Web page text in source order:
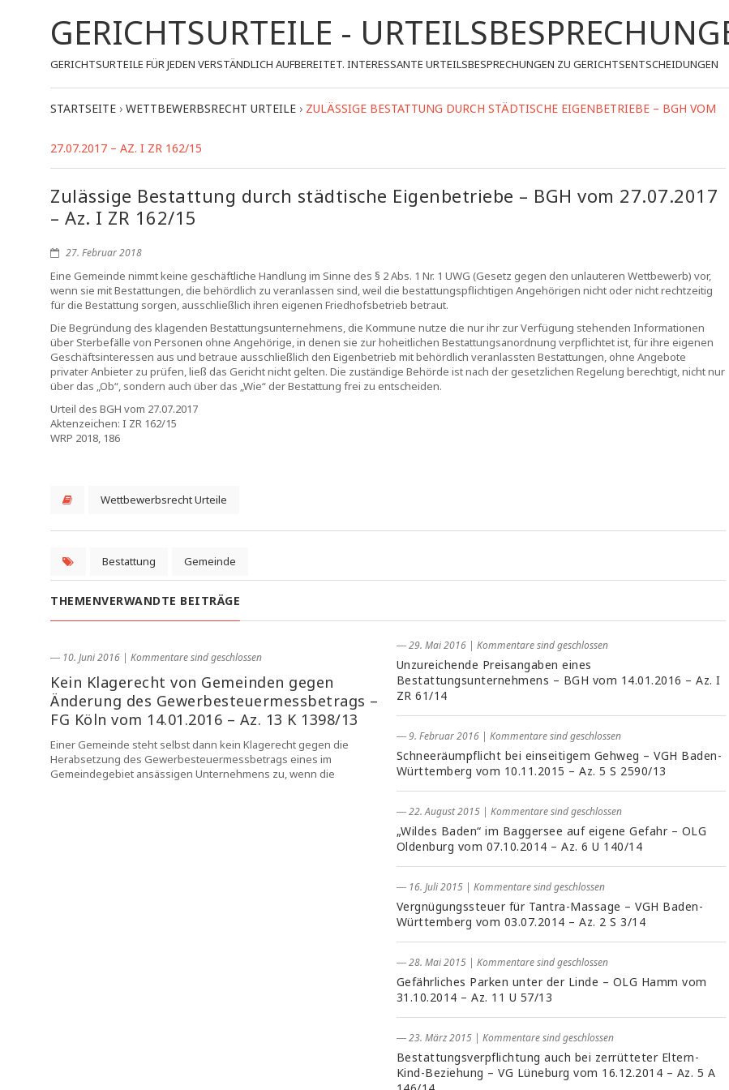
GERICHTSURTEILE -
GERICHTSURTEILE FÜR JEDEN VERSTÄNDLICH AUFBEREITET. INTERESSANTE URTEILSBESPRECHUNGEN ZU GERICHTSENTSCHEIDUNGEN
STARTSEITE › WETTBEWERBSRECHT URTEILE › ZULÄSSIGE BESTATTUNG DURCH STÄDTISCHE EIGENBETRIEBE – BGH VOM
27.07.2017 – AZ. I ZR 162/15
Zulässige Bestattung durch städtische Eigenbetriebe – BGH vom 27.07.2017
– Az. I ZR 162/15
27. Februar 2018
Eine Gemeinde nimmt keine geschäftliche Handlung im Sinne des § 2 Abs. 1 Nr. 1 UWG (Gesetz gegen den unlauteren Wettbewerb) vor,
wenn sie mit Bestattungen, die behördlich zu veranlassen sind, weil die bestattungspflichtigen Angehörigen nicht oder nicht rechtzeitig
für die Bestattung sorgen, ausschließlich ihren eigenen Friedhofsbetrieb betraut.
Die Begründung des klagenden Bestattungsunternehmens, die Kommune nutze die nur ihr zur Verfügung stehenden Informationen
über Sterbefälle von Personen ohne Angehörige, in denen sie zur hoheitlichen Bestattungsanordnung verpflichtet ist, für ihre eigenen
Geschäftsinteressen aus und betraue ausschließlich den Eigenbetrieb mit behördlich veranlassten Bestattungen, ohne Angebote
privater Anbieter zu prüfen, ließ das Gericht nicht gelten. Die zuständige Behörde ist nach der gesetzlichen Regelung berechtigt, nicht nur
über das „Ob“, sondern auch über das „Wie“ der Bestattung frei zu entscheiden.
Urteil des BGH vom 27.07.2017
Aktenzeichen: I ZR 162/15
WRP 2018, 186
Wettbewerbsrecht Urteile
Bestattung Gemeinde
THEMENVERWANDTE BEITRÄGE
― 10. Juni 2016 | Kommentare sind geschlossen
Kein Klagerecht von Gemeinden gegen
Änderung des Gewerbesteuermessbetrags –
FG Köln vom 14.01.2016 – Az. 13 K 1398/13
Einer Gemeinde steht selbst dann kein Klagerecht gegen die
Herabsetzung des Gewerbesteuermessbetrags eines im
Gemeindegebiet ansässigen Unternehmens zu, wenn die
― 29. Mai 2016 | Kommentare sind geschlossen
Unzureichende Preisangaben eines
Bestattungsunternehmens – BGH vom 14.01.2016 – Az. I
ZR 61/14
― 9. Februar 2016 | Kommentare sind geschlossen
Schneeräumpflicht bei einseitigem Gehweg – VGH Baden-
Württemberg vom 10.11.2015 – Az. 5 S 2590/13
― 22. August 2015 | Kommentare sind geschlossen
„Wildes Baden“ im Baggersee auf eigene Gefahr – OLG
Oldenburg vom 07.10.2014 – Az. 6 U 140/14
― 16. Juli 2015 | Kommentare sind geschlossen
Vergnügungssteuer für Tantra-Massage – VGH Baden-
Württemberg vom 03.07.2014 – Az. 2 S 3/14
― 28. Mai 2015 | Kommentare sind geschlossen
Gefährliches Parken unter der Linde – OLG Hamm vom
31.10.2014 – Az. 11 U 57/13
― 23. März 2015 | Kommentare sind geschlossen
Bestattungsverpflichtung auch bei zerrütteter Eltern-
Kind-Beziehung – VG Lüneburg vom 16.12.2014 – Az. 5 A